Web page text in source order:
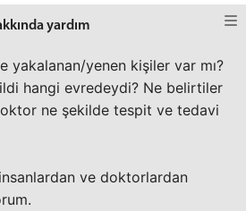
yardım
yakalanan/yenen kişiler var mı?
hangi evredeydi? Ne belirtiler
ne şekilde tespit ve tedavi
ve doktorlardan